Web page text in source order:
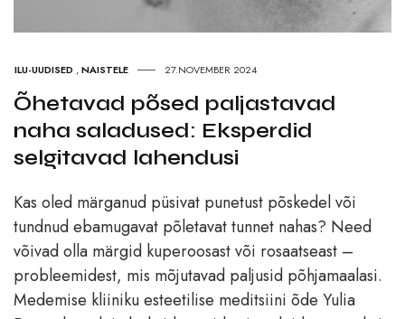
ILU-UUDISED ,NAISTELE 27.NOVEMBER 2024
Õhetavad põsed paljastavad
naha saladused: Eksperdid
selgitavad lahendusi
Kas oled märganud püsivat punetust põskedel või
tundnud ebamugavat põletavat tunnet nahas? Need
võivad olla märgid kuperoosast või rosaatseast –
probleemidest, mis mõjutavad paljusid põhjamaalasi.
Medemise kliiniku esteetilise meditsiini õde Yulia